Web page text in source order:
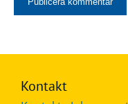
Kontakt